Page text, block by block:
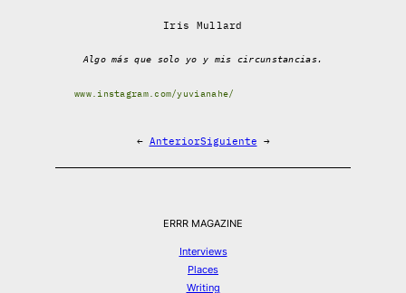
Iris Mullard
Algo más que solo yo y mis circunstancias.
www.instagram.com/yuvianahe/
← AnteriorSiguiente →
ERRR MAGAZINE
Interviews
Places
Writing